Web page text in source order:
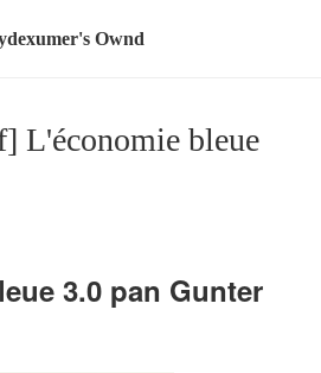
Ownd
L'économie bleue
3.0 pan Gunter